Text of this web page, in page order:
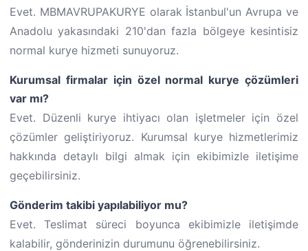
Evet. MBMAVRUPAKURYE olarak İstanbul'un Avrupa ve
Anadolu yakasındaki 210'dan fazla bölgeye kesintisiz
normal kurye hizmeti sunuyoruz.
Kurumsal firmalar için özel normal kurye çözümleri
var mı?
Evet. Düzenli kurye ihtiyacı olan işletmeler için özel
çözümler geliştiriyoruz. Kurumsal kurye hizmetlerimiz
hakkında detaylı bilgi almak için ekibimizle iletişime
geçebilirsiniz.
Gönderim takibi yapılabiliyor mu?
Evet. Teslimat süreci boyunca ekibimizle iletişimde
kalabilir, gönderinizin durumunu öğrenebilirsiniz.